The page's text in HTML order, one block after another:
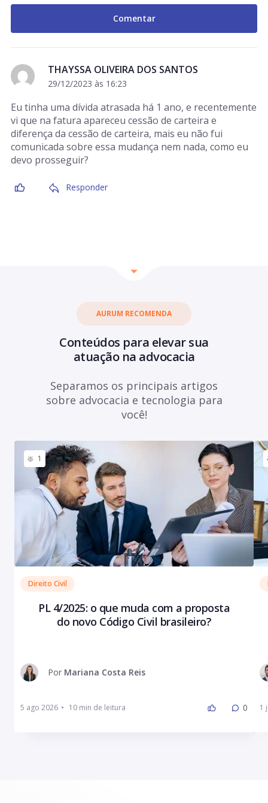
THAYSSA OLIVEIRA DOS SANTOS
29/12/2023 às 16:23
Eu tinha uma dívida atrasada há 1 ano, e recentemente
vi que na fatura apareceu cessão de carteira e
diferença da cessão de carteira, mais eu não fui
comunicada sobre essa mudança nem nada, como eu
devo prosseguir?
Responder
AURUM RECOMENDA
Conteúdos para elevar sua
atuação na advocacia
Separamos os principais artigos
sobre advocacia e tecnologia para
você!
1
Direito Civil
PL 4/2025: o que muda com a proposta
do novo Código Civil brasileiro?
Por Mariana Costa Reis
5 ago 2026 • 0 1